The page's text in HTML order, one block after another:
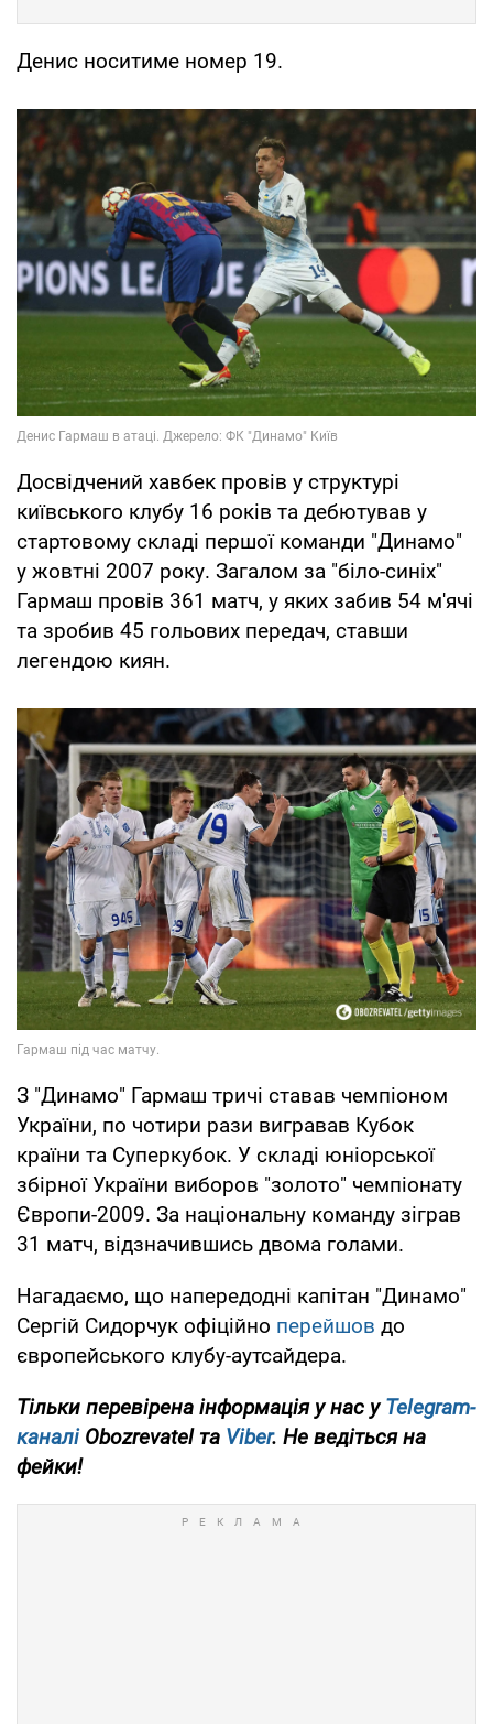
Денис носитиме номер 19.
Досвідчений хавбек провів у структурі
київського клубу 16 років та дебютував у
стартовому складі першої команди "Динамо"
у жовтні 2007 року. Загалом за "біло-синіх"
Гармаш провів 361 матч, у яких забив 54 м'ячі
та зробив 45 гольових передач, ставши
легендою киян.
З "Динамо" Гармаш тричі ставав чемпіоном
України, по чотири рази вигравав Кубок
країни та Суперкубок. У складі юніорської
збірної України виборов "золото" чемпіонату
Європи-2009. За національну команду зіграв
31 матч, відзначившись двома голами.
Нагадаємо, що напередодні капітан "Динамо"
Сергій Сидорчук офіційно перейшов до
європейського клубу-аутсайдера.
Тільки перевірена інформація у нас уTelegram-
каналіObozrevatel та Viber. Не ведіться на
фейки!